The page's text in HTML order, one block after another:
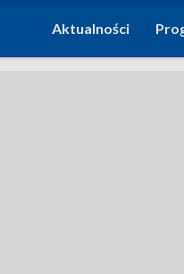
DO
Aktualności